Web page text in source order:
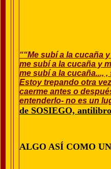
““Me subí a la cucaña
me subí a la cucaña y
me subí a la cucaña..., ,
Estoy trepando otra
caerme antes o
entenderlo- no es un
de SOSIEGO,
ALGO ASÍ COMO